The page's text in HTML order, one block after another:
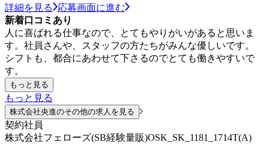
詳細を見る
応募画面に進む
新着口コミあり
人に喜ばれる仕事なので、とてもやりがいがあると思いま
す。社員さんや、スタッフの方たちがみんな優しいです。
シフトも、都合にあわせて下さるのでとても働きやすいで
す。
もっと見る
もっと見る
株式会社央進のその他の求人を見る
契約社員
株式会社フェローズ(SB経験量販)OSK_SK_1181_1714T(A)